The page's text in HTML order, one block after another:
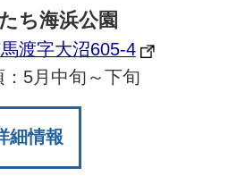
ち海浜公園
渡字大沼605-4
5月中旬～下旬
細情報